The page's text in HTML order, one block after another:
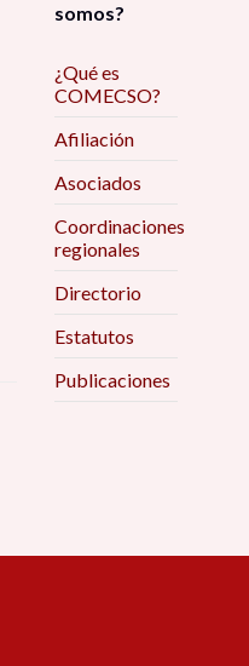
somos?
¿Qué es
COMECSO?
Afiliación
Asociados
Coordinaciones
regionales
Directorio
Estatutos
Publicaciones